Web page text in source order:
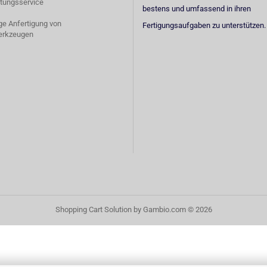
Anfertigung von
bestens und umfassend in ihren
Fertigungsaufgaben zu unterstützen.
Shopping Cart Solutionby Gambio.com © 2026